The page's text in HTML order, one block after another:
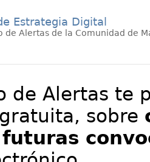
Estrategia Digital
de Alertas de la Comunidad de
de Alertas te
sobre
futuras